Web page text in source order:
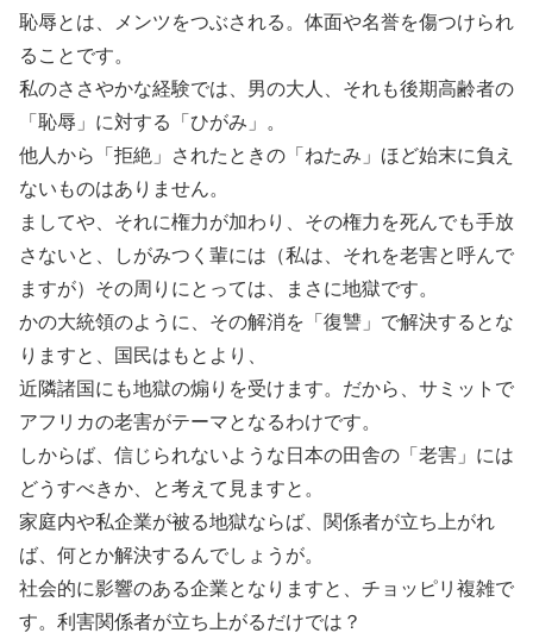
恥辱とは、メンツをつぶされる。体面や名誉を傷つけられ
ることです。
私のささやかな経験では、男の大人、それも後期高齢者の
「恥辱」に対する「ひがみ」。
他人から「拒絶」されたときの「ねたみ」ほど始末に負え
ないものはありません。
ましてや、それに権力が加わり、その権力を死んでも手放
さないと、しがみつく輩には（私は、それを老害と呼んで
ますが）その周りにとっては、まさに地獄です。
かの大統領のように、その解消を「復讐」で解決するとな
りますと、国民はもとより、
近隣諸国にも地獄の煽りを受けます。だから、サミットで
アフリカの老害がテーマとなるわけです。
しからば、信じられないような日本の田舎の「老害」には
どうすべきか、と考えて見ますと。
家庭内や私企業が被る地獄ならば、関係者が立ち上がれ
ば、何とか解決するんでしょうが。
社会的に影響のある企業となりますと、チョッピリ複雑で
す。利害関係者が立ち上がるだけでは？